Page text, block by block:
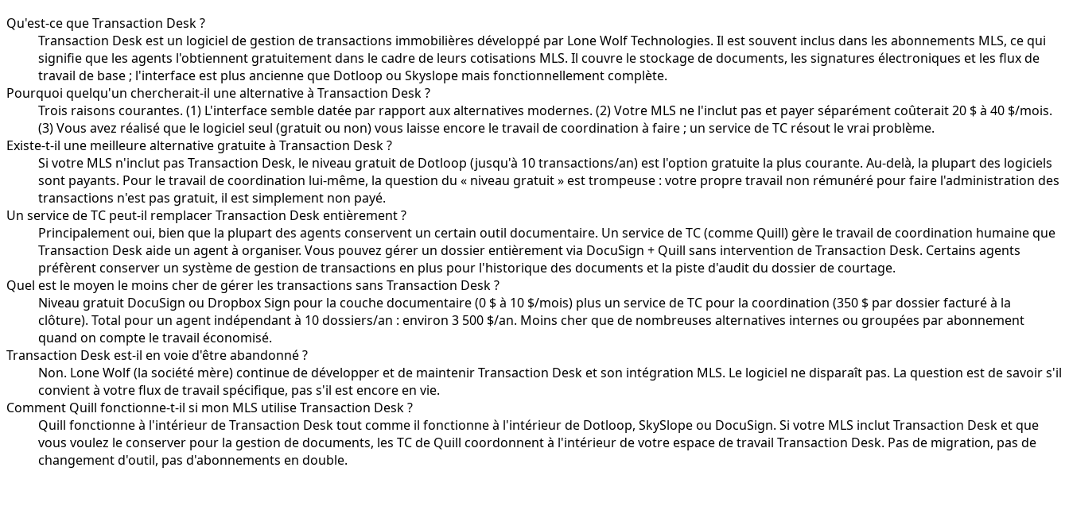
Qu'est-ce que Transaction Desk ?
Transaction Desk est un logiciel de gestion de transactions immobilières développé par Lone Wolf Technologies. Il est souvent inclus dans les abonnements MLS, ce qui
signifie que les agents l'obtiennent gratuitement dans le cadre de leurs cotisations MLS. Il couvre le stockage de documents, les signatures électroniques et les flux de
travail de base ; l'interface est plus ancienne que Dotloop ou Skyslope mais fonctionnellement complète.
Pourquoi quelqu'un chercherait-il une alternative à Transaction Desk ?
Trois raisons courantes. (1) L'interface semble datée par rapport aux alternatives modernes. (2) Votre MLS ne l'inclut pas et payer séparément coûterait 20 $ à 40 $/mois.
(3) Vous avez réalisé que le logiciel seul (gratuit ou non) vous laisse encore le travail de coordination à faire ; un service de TC résout le vrai problème.
Existe-t-il une meilleure alternative gratuite à Transaction Desk ?
Si votre MLS n'inclut pas Transaction Desk, le niveau gratuit de Dotloop (jusqu'à 10 transactions/an) est l'option gratuite la plus courante. Au-delà, la plupart des logiciels
sont payants. Pour le travail de coordination lui-même, la question du « niveau gratuit » est trompeuse : votre propre travail non rémunéré pour faire l'administration des
transactions n'est pas gratuit, il est simplement non payé.
Un service de TC peut-il remplacer Transaction Desk entièrement ?
Principalement oui, bien que la plupart des agents conservent un certain outil documentaire. Un service de TC (comme Quill) gère le travail de coordination humaine que
Transaction Desk aide un agent à organiser. Vous pouvez gérer un dossier entièrement via DocuSign + Quill sans intervention de Transaction Desk. Certains agents
préfèrent conserver un système de gestion de transactions en plus pour l'historique des documents et la piste d'audit du dossier de courtage.
Quel est le moyen le moins cher de gérer les transactions sans Transaction Desk ?
Niveau gratuit DocuSign ou Dropbox Sign pour la couche documentaire (0 $ à 10 $/mois) plus un service de TC pour la coordination (350 $ par dossier facturé à la
clôture). Total pour un agent indépendant à 10 dossiers/an : environ 3 500 $/an. Moins cher que de nombreuses alternatives internes ou groupées par abonnement
quand on compte le travail économisé.
Transaction Desk est-il en voie d'être abandonné ?
Non. Lone Wolf (la société mère) continue de développer et de maintenir Transaction Desk et son intégration MLS. Le logiciel ne disparaît pas. La question est de savoir s'il
convient à votre flux de travail spécifique, pas s'il est encore en vie.
Comment Quill fonctionne-t-il si mon MLS utilise Transaction Desk ?
Quill fonctionne à l'intérieur de Transaction Desk tout comme il fonctionne à l'intérieur de Dotloop, SkySlope ou DocuSign. Si votre MLS inclut Transaction Desk et que
vous voulez le conserver pour la gestion de documents, les TC de Quill coordonnent à l'intérieur de votre espace de travail Transaction Desk. Pas de migration, pas de
changement d'outil, pas d'abonnements en double.